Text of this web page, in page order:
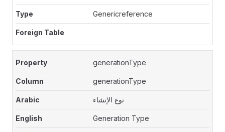
Genericreference
generationType
generationType
نوع الإنشاء
Generation Type